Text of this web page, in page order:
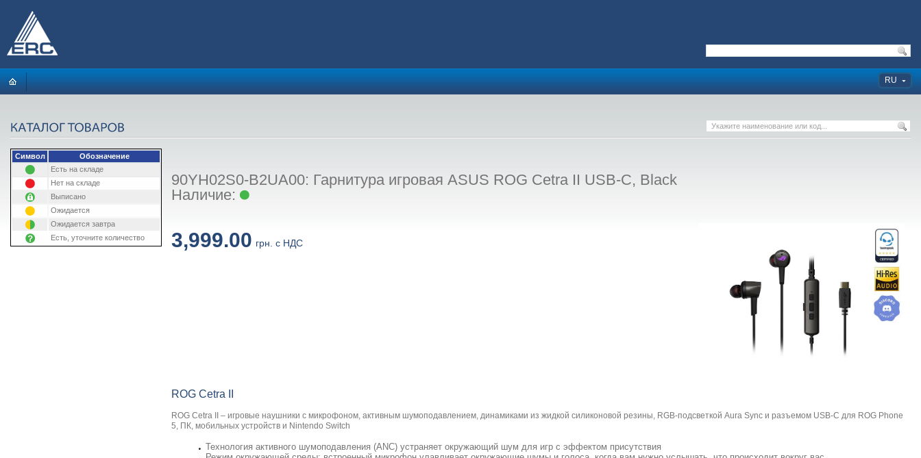
RU
Символ
Обозначение
Есть на складе
Нет на складе
Выписано
Ожидается
Ожидается завтра
Есть, уточните количество
90YH02S0-B2UA00: Гарнитура игровая ASUS ROG Cetra II USB-C, Black
Наличие:
3,999.00 грн. с НДС
ROG Cetra II
ROG Cetra II – игровые наушники с микрофоном, активным шумоподавлением, динамиками из жидкой силиконовой резины, RGB-подсветкой Aura Sync и разъемом USB-C для ROG Phone
5, ПК, мобильных устройств и Nintendo Switch
Технология активного шумоподавления (ANC) устраняет окружающий шум для игр с эффектом присутствия